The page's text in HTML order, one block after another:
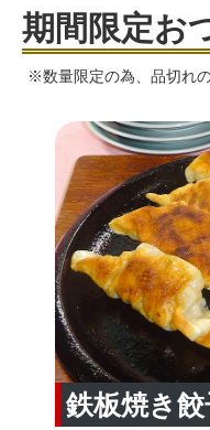
期間限定お
※数量限定の為、品切れ
鉄板焼き